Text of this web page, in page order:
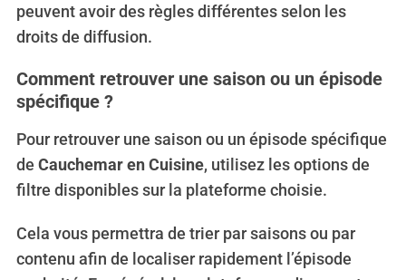
peuvent avoir des règles différentes selon les
droits de diffusion.
Comment retrouver une saison ou un épisode
spécifique ?
Pour retrouver une saison ou un épisode spécifique
de Cauchemar en Cuisine, utilisez les options de
filtre disponibles sur la plateforme choisie.
Cela vous permettra de trier par saisons ou par
contenu afin de localiser rapidement l’épisode
S
a
r
c
r